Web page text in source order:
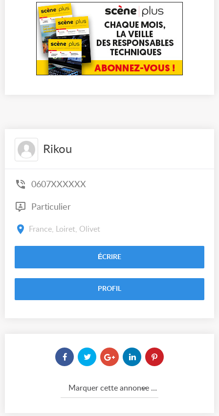
Rikou
0607XXXXXX
Particulier
France, Loiret, Olivet
ÉCRIRE
PROFIL
Marquer cette annonce comme...